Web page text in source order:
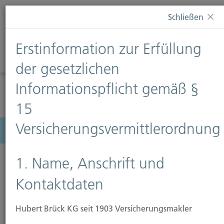
Diese Webseite verwendet Cookies. Wenn Sie weiterhin
Informationen finden Sie auf unserer SeiteDatenschutz
Diese Nachricht nicht erneut anzeigen
Menü
Schließen
Erstinformation zur Erfüllung
der gesetzlichen
Informationspflicht gemäß §
15
Versicherungsvermittlerordnung
1. Name, Anschrift und
Kontaktdaten
Hubert Brück KG seit 1903 Versicherungsmakler